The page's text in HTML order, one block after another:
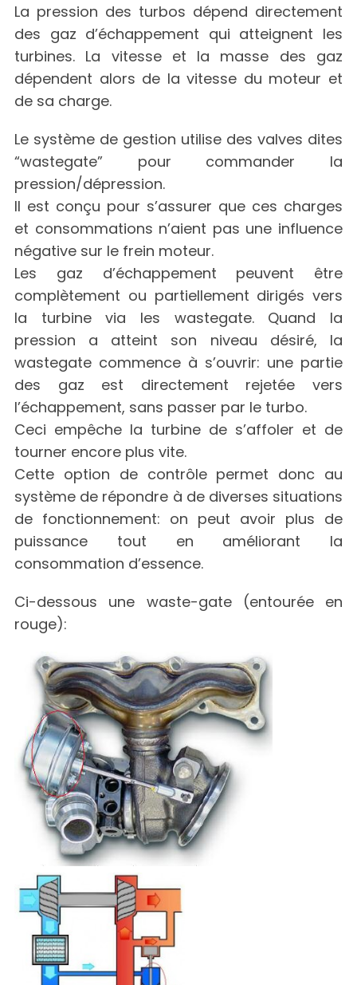
La pression des turbos dépend directement
des gaz d’échappement qui atteignent les
turbines. La vitesse et la masse des gaz
dépendent alors de la vitesse du moteur et
de sa charge.
Le système de gestion utilise des valves dites
“wastegate” pour commander la
pression/dépression.
Il est conçu pour s’assurer que ces charges
et consommations n’aient pas une influence
négative sur le frein moteur.
Les gaz d’échappement peuvent être
complètement ou partiellement dirigés vers
la turbine via les wastegate. Quand la
pression a atteint son niveau désiré, la
wastegate commence à s’ouvrir: une partie
des gaz est directement rejetée vers
l’échappement, sans passer par le turbo.
Ceci empêche la turbine de s’affoler et de
tourner encore plus vite.
Cette option de contrôle permet donc au
système de répondre à de diverses situations
de fonctionnement: on peut avoir plus de
puissance tout en améliorant la
consommation d’essence.
Ci-dessous une waste-gate (entourée en
rouge):